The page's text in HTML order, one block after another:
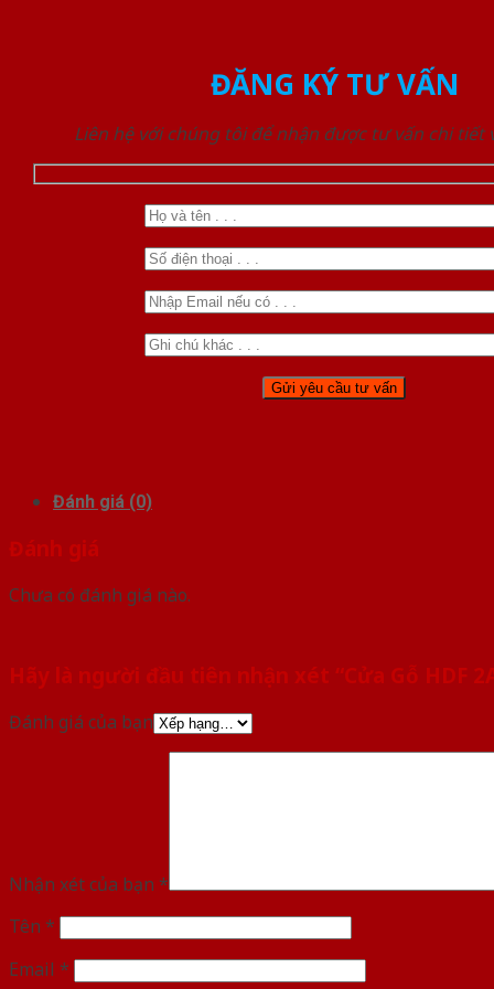
ĐĂNG KÝ TƯ VẤN
Liên hệ với chúng tôi để nhận được tư vấn chi tiết
Đánh giá (0)
Đánh giá
Chưa có đánh giá nào.
Hãy là người đầu tiên nhận xét “Cửa Gỗ HDF
Đánh giá của bạn
Nhận xét của bạn *
Tên *
Email *